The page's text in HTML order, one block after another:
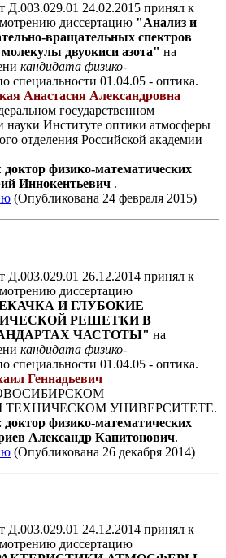
Д.003.029.01 24.02.2015 принял к
диссертацию "Анализ и
вращательных спектров
двуокиси азота" на
кандидата физико-
специальности 01.04.05 - оптика.
Анастасия Александровна
государственном
Институте оптики атмосферы
отделения Российской академии
доктор физико-математических
Иннокентьевич .
(Опубликована 24 февраля 2015)
Д.003.029.01 26.12.2014 принял к
диссертацию
И ГЛУБОКИЕ
РЕШЕТКИ В
ЧАСТОТЫ" на
кандидата физико-
специальности 01.04.05 - оптика.
Геннадьевич
УНИВЕРСИТЕТЕ.
доктор физико-математических
Александр Капитонович.
(Опубликована 26 декабря 2014)
Д.003.029.01 24.12.2014 принял к
диссертацию